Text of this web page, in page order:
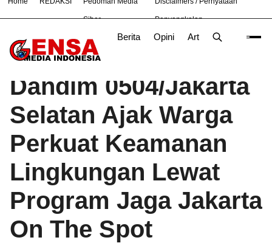
Siber Penyangkalan
Berita Opini Artikel
# Bekasi Nasional News Purwakarta TNI
Beranda/Berita
Dandim 0504/Jakarta
Selatan Ajak Warga
Perkuat Keamanan
Lingkungan Lewat
Program Jaga Jakarta
On The Spot